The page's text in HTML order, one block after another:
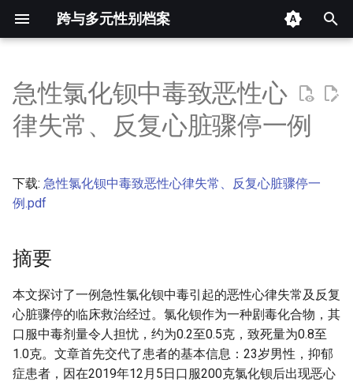
跨与多元性别档案
入
以
开
摘要
正文
急性氯化钡中毒致恶性心
律失常、反复心脏骤停一例
下载: 急性氯化钡中毒致恶性心律失常、反复心脏骤停一
例.pdf
摘要
本文探讨了一例急性氯化钡中毒引起的恶性心律失常及反复
心脏骤停的临床救治经过。氯化钡作为一种剧毒化合物，其
口服中毒剂量令人担忧，约为0.2至0.5克，致死量为0.8至
1.0克。文章首先交代了患者的基本信息：23岁男性，抑郁
症患者，因在2019年12月5日口服200克氯化钡后出现恶心